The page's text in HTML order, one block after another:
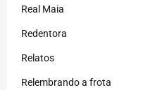
Real Maia
Redentora
Relatos
Relembrando a frota